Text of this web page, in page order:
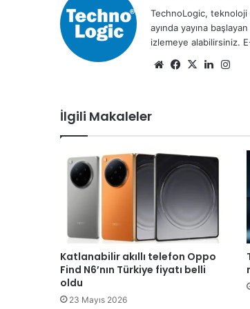
TechnoLogic, teknoloji
ayında yayına
izlemeye alabilirsiniz.
We Fa
X
Lin
İlgili Makaleler
Katlanabilir akıllı telefon Oppo
Find N6’nın Türkiye fiyatı belli
oldu
23 Mayıs 2026